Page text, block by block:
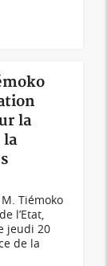
la
la
Tiémoko
l’Etat,
jeudi 20
de la